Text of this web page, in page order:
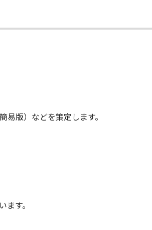
版）などを策定します。
す。